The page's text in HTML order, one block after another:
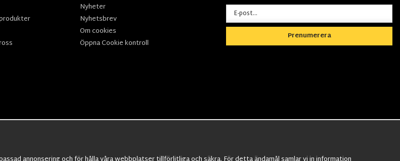
Nyheter
Nyhetsbrev
Om cookies
Öppna Cookie kontroll
Prenumerera